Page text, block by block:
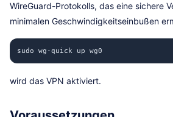
WireGuard-Protokolls, das eine sichere
minimalen Geschwindigkeitseinbußen
sudo wg-quick up wg0
wird das VPN aktiviert.